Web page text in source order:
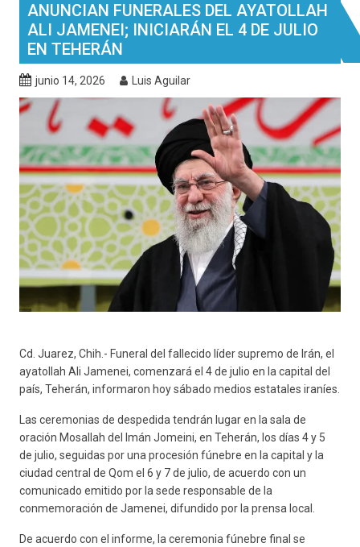
ANUNCIAN FUNERALES DEL AYATOLLAH
ALI JAMENEI; INICIARÁN EL 4 DE JULIO
EN TEHERÁN
junio 14, 2026 Luis Aguilar
Cd. Juarez, Chih.- Funeral del fallecido líder supremo de Irán, el
ayatollah Ali Jamenei, comenzará el 4 de julio en la capital del
país, Teherán, informaron hoy sábado medios estatales iraníes.
Las ceremonias de despedida tendrán lugar en la sala de
oración Mosallah del Imán Jomeini, en Teherán, los días 4 y 5
de julio, seguidas por una procesión fúnebre en la capital y la
ciudad central de Qom el 6 y 7 de julio, de acuerdo con un
comunicado emitido por la sede responsable de la
conmemoración de Jamenei, difundido por la prensa local.
De acuerdo con el informe, la ceremonia fúnebre final se